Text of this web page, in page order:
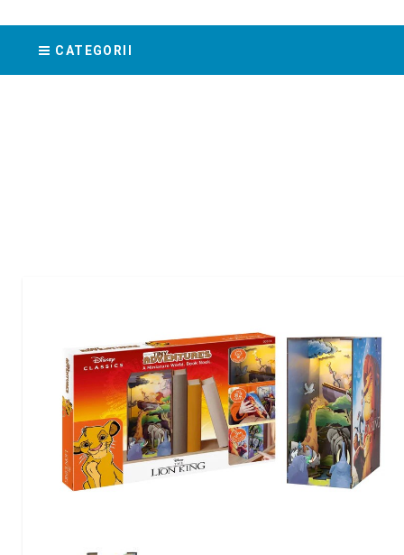
CATEGORII